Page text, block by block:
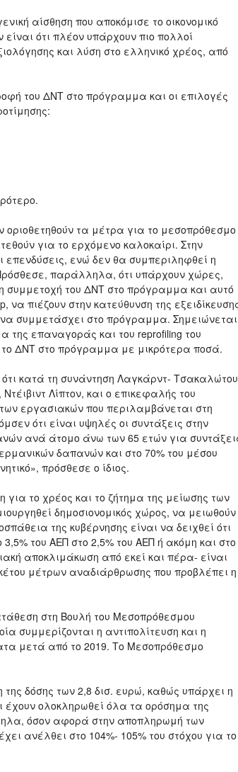
αίσθηση που αποκόμισε το οικονομικό
ότι πλέον υπάρχουν πιο πολλοί
και λύση στο ελληνικό χρέος, από
του ΔΝΤ στο πρόγραμμα και οι επιλογές
τα μέτρα για το μεσοπρόθεσμο
για το ερχόμενο καλοκαίρι. Στην
επενδύσεις, ενώ δεν θα συμπεριληφθεί η
παράλληλα, ότι υπάρχουν χώρες,
συμμετοχή του ΔΝΤ στο πρόγραμμα και αυτό
να πιέζουν στην κατεύθυνση της
συμμετάσχει στο πρόγραμμα. Σημειώνεται
της επαναγοράς και του reprofiling του
ΔΝΤ στο πρόγραμμα με μικρότερα ποσά.
κατά τη συνάντηση Λαγκάρντ-
Λίπτον, και ο επικεφαλής του
εργασιακών που περιλαμβάνεται στη
ότι είναι υψηλές οι συντάξεις στην
ανά άτομο άνω των 65 ετών για
δαπανών και στο 70% του μέσου
πρόσθεσε ο ίδιος.
για το χρέος και το ζήτημα της μείωσης των
δημοσιονομικός χώρος, να μειωθούν
της κυβέρνησης είναι να δειχθεί ότι
του ΑΕΠ στο 2,5% του ΑΕΠ ή ακόμη και στο
αποκλιμάκωση από εκεί και πέρα- είναι
μέτρων αναδιάρθρωσης που προβλέπει η
στη Βουλή του Μεσοπρόθεσμου
συμμερίζονται η αντιπολίτευση και η
μετά από το 2019. Το Μεσοπρόθεσμο
δόσης των 2,8 δισ. ευρώ, καθώς υπάρχει η
ολοκληρωθεί όλα τα ορόσημα της
όσον αφορά στην αποπληρωμή των
ανέλθει στο 104%- 105% του στόχου για το